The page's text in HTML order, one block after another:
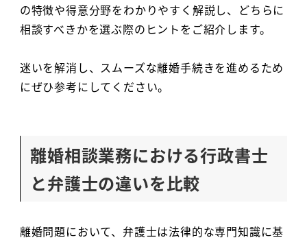
の特徴や得意分野をわかりやすく解説し、どちらに
相談すべきかを選ぶ際のヒントをご紹介します。
迷いを解消し、スムーズな離婚手続きを進めるため
にぜひ参考にしてください。
離婚相談業務における行政書士
と弁護士の違いを比較
離婚問題において、弁護士は法律的な専門知識に基